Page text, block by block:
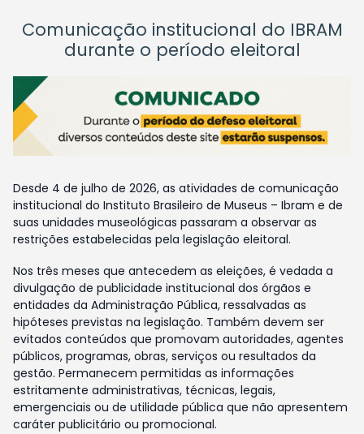
Comunicação institucional do IBRAM
durante o período eleitoral
Desde 4 de julho de 2026, as atividades de comunicação
institucional do Instituto Brasileiro de Museus – Ibram e de
suas unidades museológicas passaram a observar as
restrições estabelecidas pela legislação eleitoral.
Nos três meses que antecedem as eleições, é vedada a
divulgação de publicidade institucional dos órgãos e
entidades da Administração Pública, ressalvadas as
hipóteses previstas na legislação. Também devem ser
evitados conteúdos que promovam autoridades, agentes
públicos, programas, obras, serviços ou resultados da
gestão. Permanecem permitidas as informações
estritamente administrativas, técnicas, legais,
emergenciais ou de utilidade pública que não apresentem
caráter publicitário ou promocional.